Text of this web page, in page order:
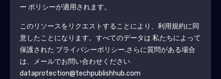
ー ポリシーが適用されます。
このリソースをリクエストすることにより、利用規約に同
意したことになります。すべてのデータは 私たちによって
保護された プライバシーポリシー.さらに質問がある場合
は、メールでお問い合わせください
dataprotection@techpublishhub.com